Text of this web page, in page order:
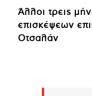
Άλλοι τρεις
επισκέψεων
Οτσαλάν